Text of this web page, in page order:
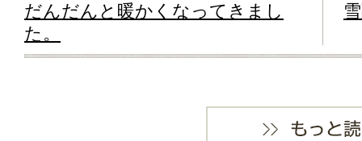
だんだんと暖かくなってきまし
た。